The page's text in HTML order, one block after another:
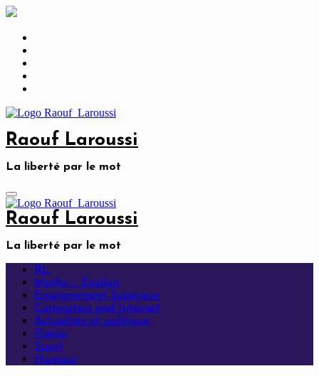
Skip
content
Raouf Laroussi
La liberté par le mot
Raouf Laroussi
La liberté par le mot
RL
Maths – Epsilon
Enseignement Supérieur
Computers and Internet
Actualités et politique
Poésie
Sport
Humour